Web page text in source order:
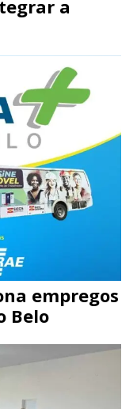
a
empregos
Belo